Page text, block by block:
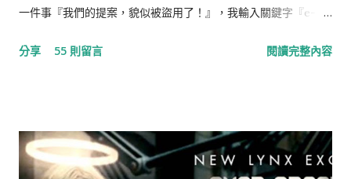
一件事『我們的提案，貌似被盜用了！』，我輸入關鍵字『e-
出，這就是我們對e-Bodum提案的內容。提案，我們沒有收到任
子時有所聞，但想不到走到21世紀的今天，台灣還存有如此明目
張膽，不尊重創意，毫不掩飾的整碗捧去的公司，這已經不是
分享 55 則留言 閱讀完整內容